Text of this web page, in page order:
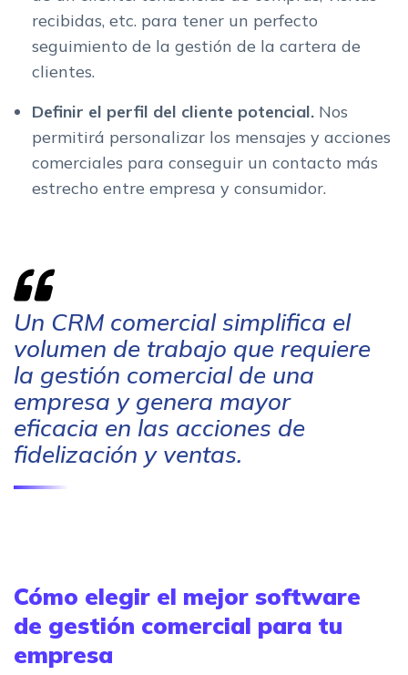
recibidas, etc. para tener un perfecto
seguimiento de la gestión de la cartera de
clientes.
Definir el perfil del cliente potencial. Nos
permitirá personalizar los mensajes y acciones
comerciales para conseguir un contacto más
estrecho entre empresa y consumidor.
Un CRM comercial simplifica el
volumen de trabajo que requiere
la gestión comercial de una
empresa y genera mayor
eficacia en las acciones de
fidelización y ventas.
Cómo elegir el mejor software
de gestión comercial para tu
empresa